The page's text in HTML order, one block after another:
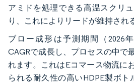
アミドを処理できる高温スクリ
り、これによりリードが維持され
ブロー成形は予測期間（2026
CAGRで成長し、プロセスの中で
れます。これはEコマース物流に
られる耐久性の高いHDPE製ボト